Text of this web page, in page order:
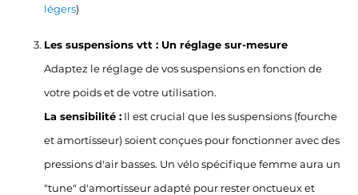
légers)
Les suspensions vtt : Un réglage sur-mesure
Adaptez le réglage de vos suspensions en fonction de
votre poids et de votre utilisation.
La sensibilité : Il est crucial que les suspensions (fourche
et amortisseur) soient conçues pour fonctionner avec des
pressions d'air basses. Un vélo spécifique femme aura un
"tune" d'amortisseur adapté pour rester onctueux et